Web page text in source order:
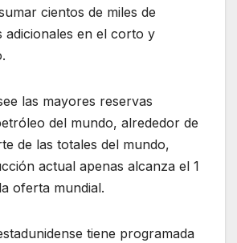
cientos de miles de
adicionales en el corto y
las mayores reservas
del mundo, alrededor de
de las totales del mundo,
actual apenas alcanza el 1
oferta mundial.
tiene programada